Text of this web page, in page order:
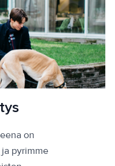
on
pyrimme